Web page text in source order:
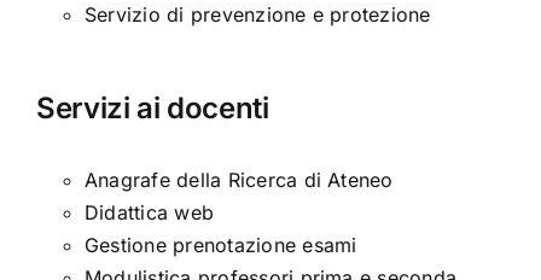
Servizio di prevenzione e protezione
Servizi ai docenti
Anagrafe della Ricerca di Ateneo
Didattica web
Gestione prenotazione esami